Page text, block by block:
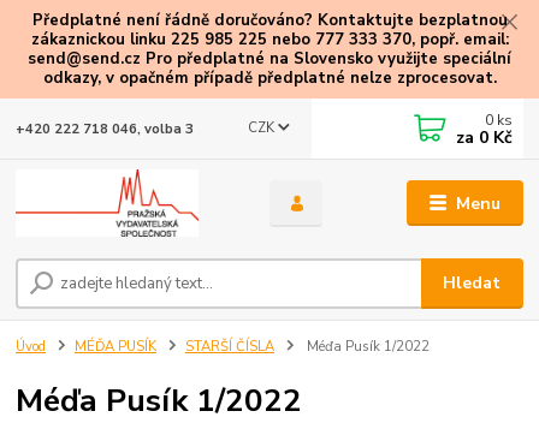
Předplatné není řádně doručováno? Kontaktujte bezplatnou
zákaznickou linku 225 985 225 nebo 777 333 370, popř. email:
send@send.cz Pro předplatné na Slovensko využijte speciální
odkazy, v opačném případě předplatné nelze zprocesovat.
Menu
CZK
Hledat
+420 222 718 046, volba 3 0 ks
za 0 Kč
Úvod MÉĎA PUSÍK STARŠÍ ČÍSLA Méďa Pusík 1/2022
Méďa Pusík 1/2022